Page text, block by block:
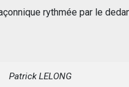
rythmée par le
Patrick LELONG